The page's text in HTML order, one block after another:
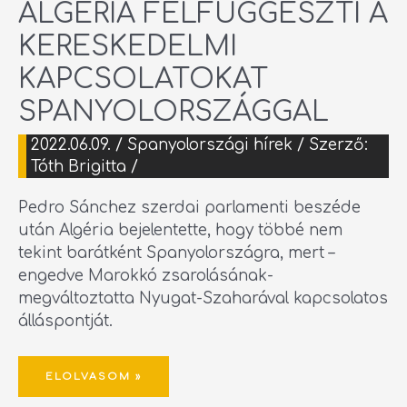
ALGÉRIA FELFÜGGESZTI A
KERESKEDELMI
KAPCSOLATOKAT
SPANYOLORSZÁGGAL
2022.06.09. / Spanyolországi hírek / Szerző:
Tóth Brigitta /
Pedro Sánchez szerdai parlamenti beszéde
után Algéria bejelentette, hogy többé nem
tekint barátként Spanyolországra, mert –
engedve Marokkó zsarolásának-
megváltoztatta Nyugat-Szaharával kapcsolatos
álláspontját.
ELOLVASOM »